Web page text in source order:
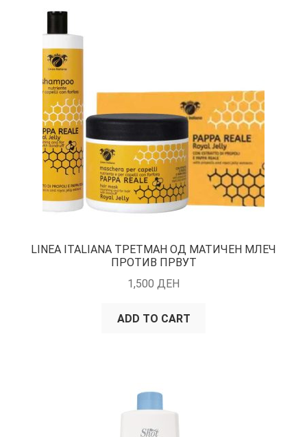
LINEA ITALIANA ТРЕТМАН ОД МАТИЧЕН МЛЕЧ
ПРОТИВ ПРВУТ
1,500 ДЕН
ADD TO CART